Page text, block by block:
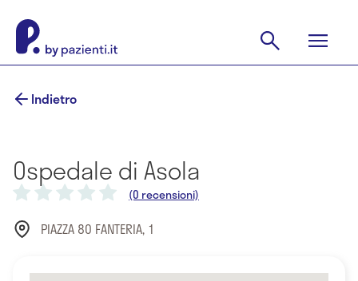
Indietro
Ospedale di Asola
(0 recensioni)
PIAZZA 80 FANTERIA, 1